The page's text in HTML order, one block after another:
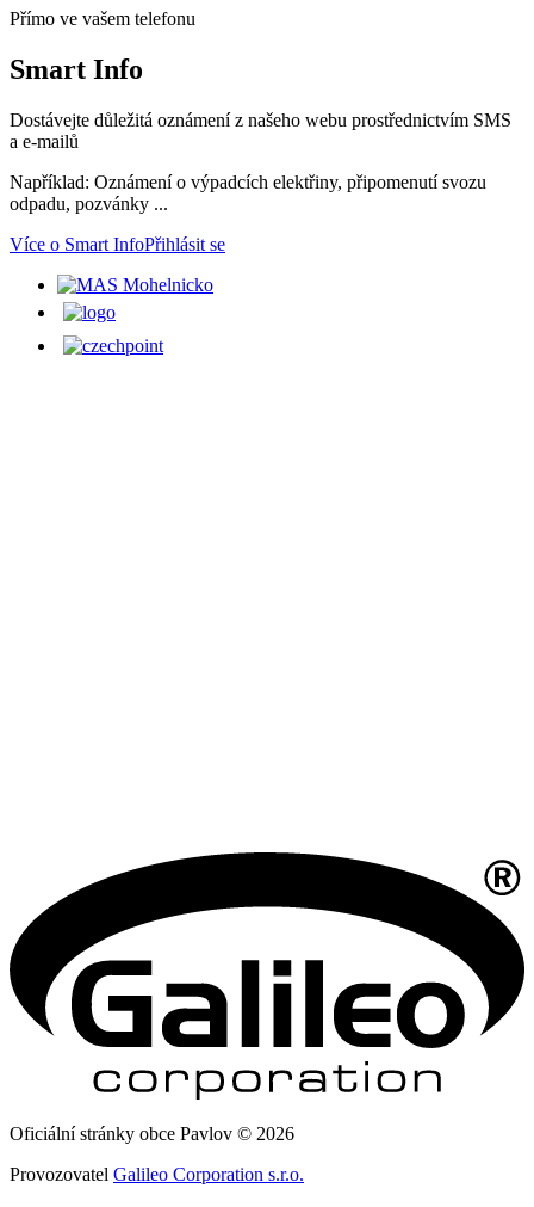
Přímo ve vašem telefonu
Smart Info
Dostávejte důležitá oznámení z našeho webu prostřednictvím SMS
a e-mailů
Například: Oznámení o výpadcích elektřiny, připomenutí svozu
odpadu, pozvánky ...
Více o Smart InfoPřihlásit se
Oficiální stránky obce Pavlov © 2026
Provozovatel Galileo Corporation s.r.o.